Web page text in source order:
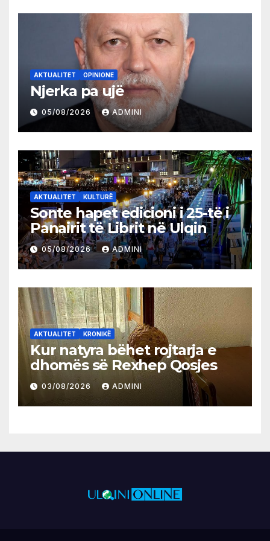
AKTUALITET OPINIONE
Njerka pa ujë
05/08/2026 ADMINI
AKTUALITET KULTURË
Sonte hapet edicioni i 25-të i
Panairit të Librit në Ulqin
05/08/2026 ADMINI
AKTUALITET KRONIKË
Kur natyra bëhet rojtarja e
dhomës së Rexhep Qosjes
03/08/2026 ADMINI